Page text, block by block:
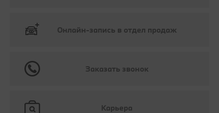
Онлайн-запись в отдел продаж
Заказать звонок
Карьера